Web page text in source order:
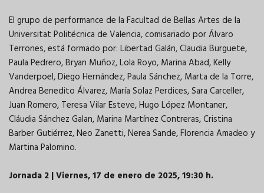
El grupo de performance de la Facultad de Bellas Artes de la
Universitat Politécnica de Valencia, comisariado por Álvaro
Terrones, está formado por: Libertad Galán, Claudia Burguete,
Paula Pedrero, Bryan Muñoz, Lola Royo, Marina Abad, Kelly
Vanderpoel, Diego Hernández, Paula Sánchez, Marta de la Torre,
Andrea Benedito Álvarez, María Solaz Perdices, Sara Carceller,
Juan Romero, Teresa Vilar Esteve, Hugo López Montaner,
Cláudia Sánchez Galan, Marina Martínez Contreras, Cristina
Barber Gutiérrez, Neo Zanetti, Nerea Sande, Florencia Amadeo y
Martina Palomino.
Jornada 2 | Viernes, 17 de enero de 2025, 19:30 h.